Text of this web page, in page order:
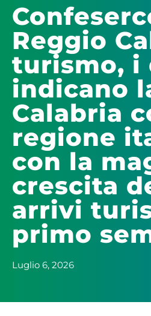
Reggio
turismo, i
indicano
Calabria
regione
con la
crescita
arrivi
primo
Luglio 6, 2026